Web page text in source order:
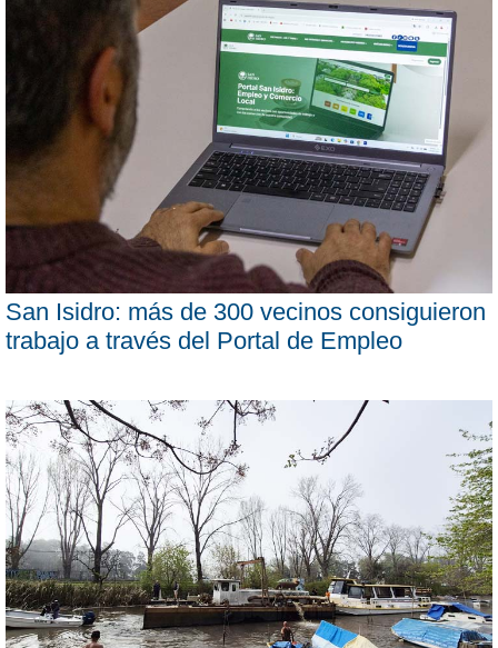
San Isidro: más de 300 vecinos consiguieron
trabajo a través del Portal de Empleo